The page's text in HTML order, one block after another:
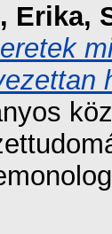
Erika,